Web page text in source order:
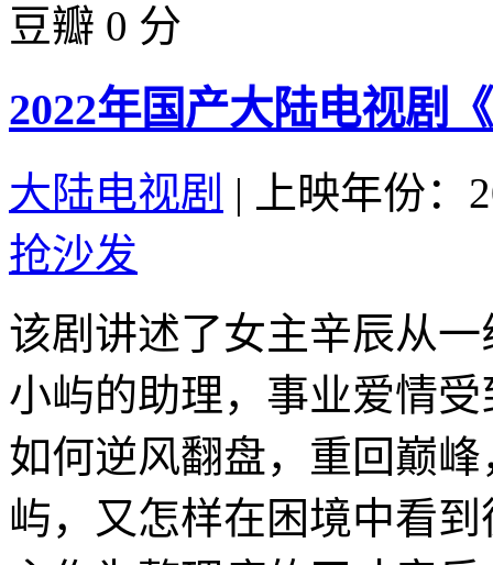
豆瓣 0 分
2022年国产大陆电视剧
大陆电视剧 |
上映年份：
抢沙发
该剧讲述了女主辛辰从
小屿的助理，事业爱情
如何逆风翻盘，重回巅
屿，又怎样在困境中看